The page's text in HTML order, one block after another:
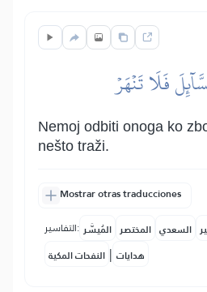
فَلَا تَنۡهَرۡ
Nemoj odbiti onoga ko
nešto traži.
Mostrar otras traducciones
التفاسير: المُيسَّر المختصر السعدي
النفحات المكية | هدايات